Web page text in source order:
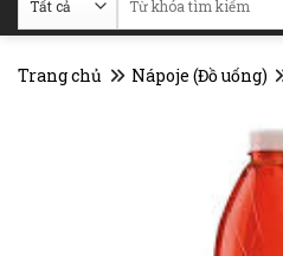
Trang chủ Nápoje (Đồ uống)